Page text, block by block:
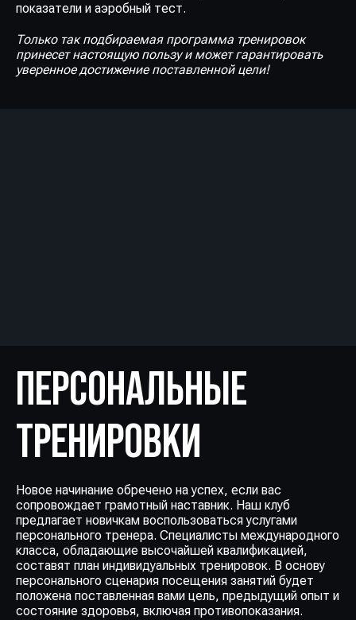
показатели и аэробный тест.
Только так подбираемая программа тренировок
принесет настоящую пользу и может гарантировать
уверенное достижение поставленной цели!
ПЕРСОНАЛЬНЫЕ
ТРЕНИРОВКИ
Новое начинание обречено на успех, если вас
сопровождает грамотный наставник. Наш клуб
предлагает новичкам воспользоваться услугами
персонального тренера. Специалисты международного
класса, обладающие высочайшей квалификацией,
составят план индивидуальных тренировок. В основу
персонального сценария посещения занятий будет
положена поставленная вами цель, предыдущий опыт и
состояние здоровья, включая противопоказания.